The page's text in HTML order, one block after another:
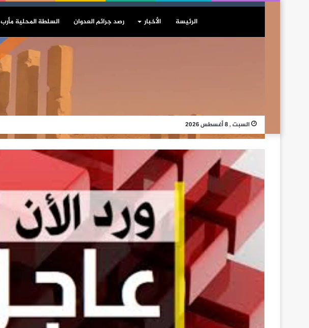
الرئيسة الأخبار رصد جرائم العدوان السلطة المحلية مأرب
السبت , 8 أغسطس 2026